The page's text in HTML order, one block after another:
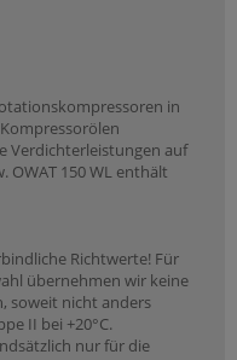
in
Verdichterleistungen auf
OWAT 150 WL enthält
Richtwerte! Für
übernehmen wir keine
soweit nicht anders
II bei +20°C.
nur für die